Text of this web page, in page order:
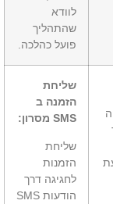
לוודא
שהתהליך
פועל כהלכה.
שליחת
הזמנה ב
SMS מסרון:
שליחת
הזמנות
לחגיגה דרך
הודעות SMS